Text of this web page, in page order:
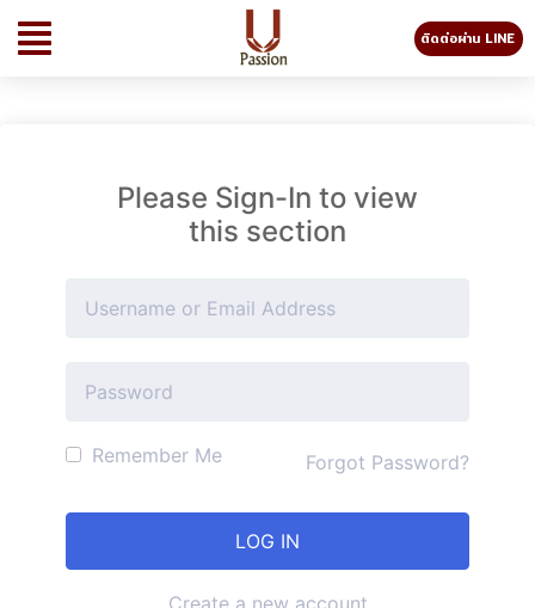
ติดต่อผ่าน LINE
Please Sign-In to view
this section
Remember Me Forgot Password?